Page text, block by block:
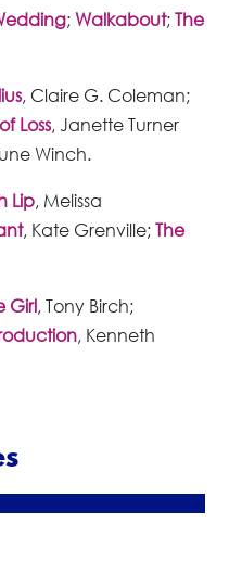
; Walkabout; The
, Claire G. Coleman;
Loss, Janette Turner
Winch.
Lip, Melissa
, Kate Grenville; The
Girl, Tony Birch;
, Kenneth